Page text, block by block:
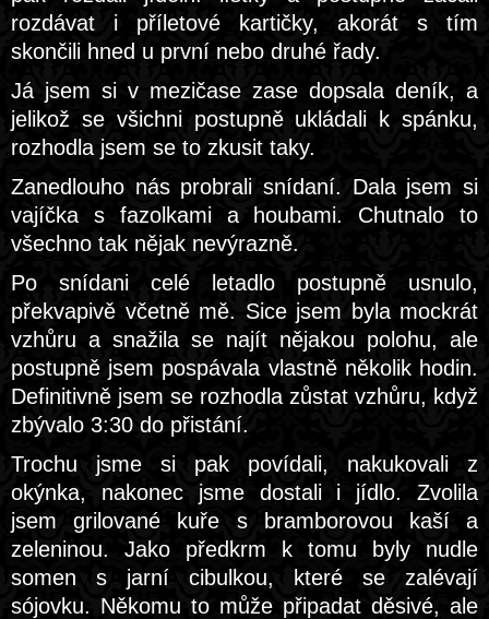
rozdávat i příletové kartičky, akorát s tím
skončili hned u první nebo druhé řady.
Já jsem si v mezičase zase dopsala deník, a
jelikož se všichni postupně ukládali k spánku,
rozhodla jsem se to zkusit taky.
Zanedlouho nás probrali snídaní. Dala jsem si
vajíčka s fazolkami a houbami. Chutnalo to
všechno tak nějak nevýrazně.
Po snídani celé letadlo postupně usnulo,
překvapivě včetně mě. Sice jsem byla mockrát
vzhůru a snažila se najít nějakou polohu, ale
postupně jsem pospávala vlastně několik hodin.
Definitivně jsem se rozhodla zůstat vzhůru, když
zbývalo 3:30 do přistání.
Trochu jsme si pak povídali, nakukovali z
okýnka, nakonec jsme dostali i jídlo. Zvolila
jsem grilované kuře s bramborovou kaší a
zeleninou. Jako předkrm k tomu byly nudle
somen s jarní cibulkou, které se zalévají
sójovku. Někomu to může připadat děsivé, ale